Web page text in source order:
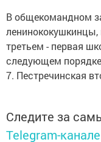
В общекомандном
третьем - первая
следующем
7. Пестречинская
Следите за
Telegram-канале